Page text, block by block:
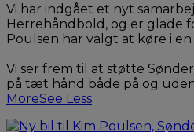
Vi har indgået et nyt
Herrehåndbold, og er glade
Poulsen har valgt at køre i en
Vi ser frem til at støtte
på tæt hånd både på og
MoreSee Less